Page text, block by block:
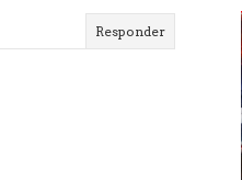
Responder